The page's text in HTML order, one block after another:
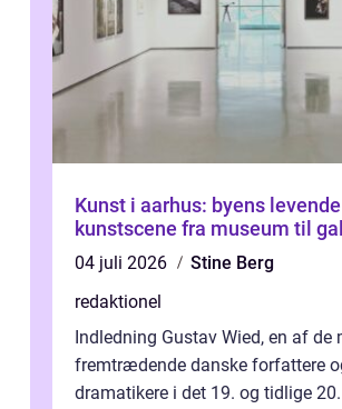
Kunst i aarhus: byens levende
kunstscene fra museum til
04 juli 2026
Stine Berg
redaktionel
Indledning Gustav Wied, en af de
fremtrædende danske forfattere
dramatikere i det 19. og tidlige 20.